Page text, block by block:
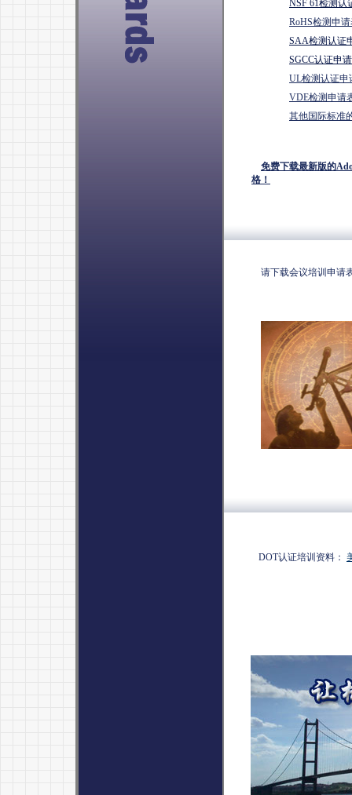
NSF 61检测认
RoHS检测申
SAA检测认证
SGCC认证申
UL检测认证申
VDE检测申请
其他国际标准
免费下载最新版的
格 ！
请下载会议培训申请
DOT认证培训资料：